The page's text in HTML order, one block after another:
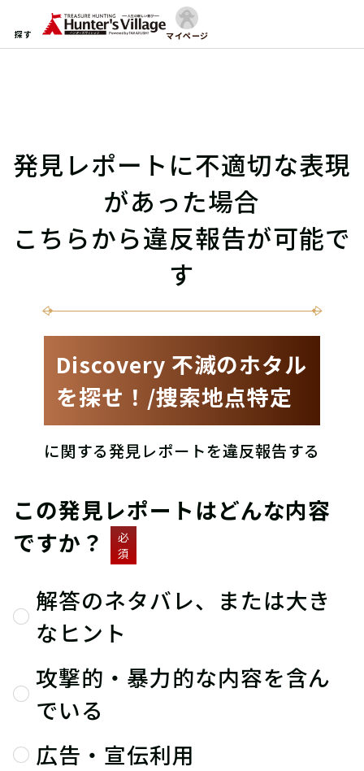
探す マイページ
発見レポートに不適切な表現
があった場合
こちらから違反報告が可能で
す
Discovery 不滅のホタル
を探せ！/捜索地点特定
に関する発見レポートを違反報告する
この発見レポートはどんな内容
ですか？
必
須
解答のネタバレ、または大き
なヒント
攻撃的・暴力的な内容を含ん
でいる
広告・宣伝利用